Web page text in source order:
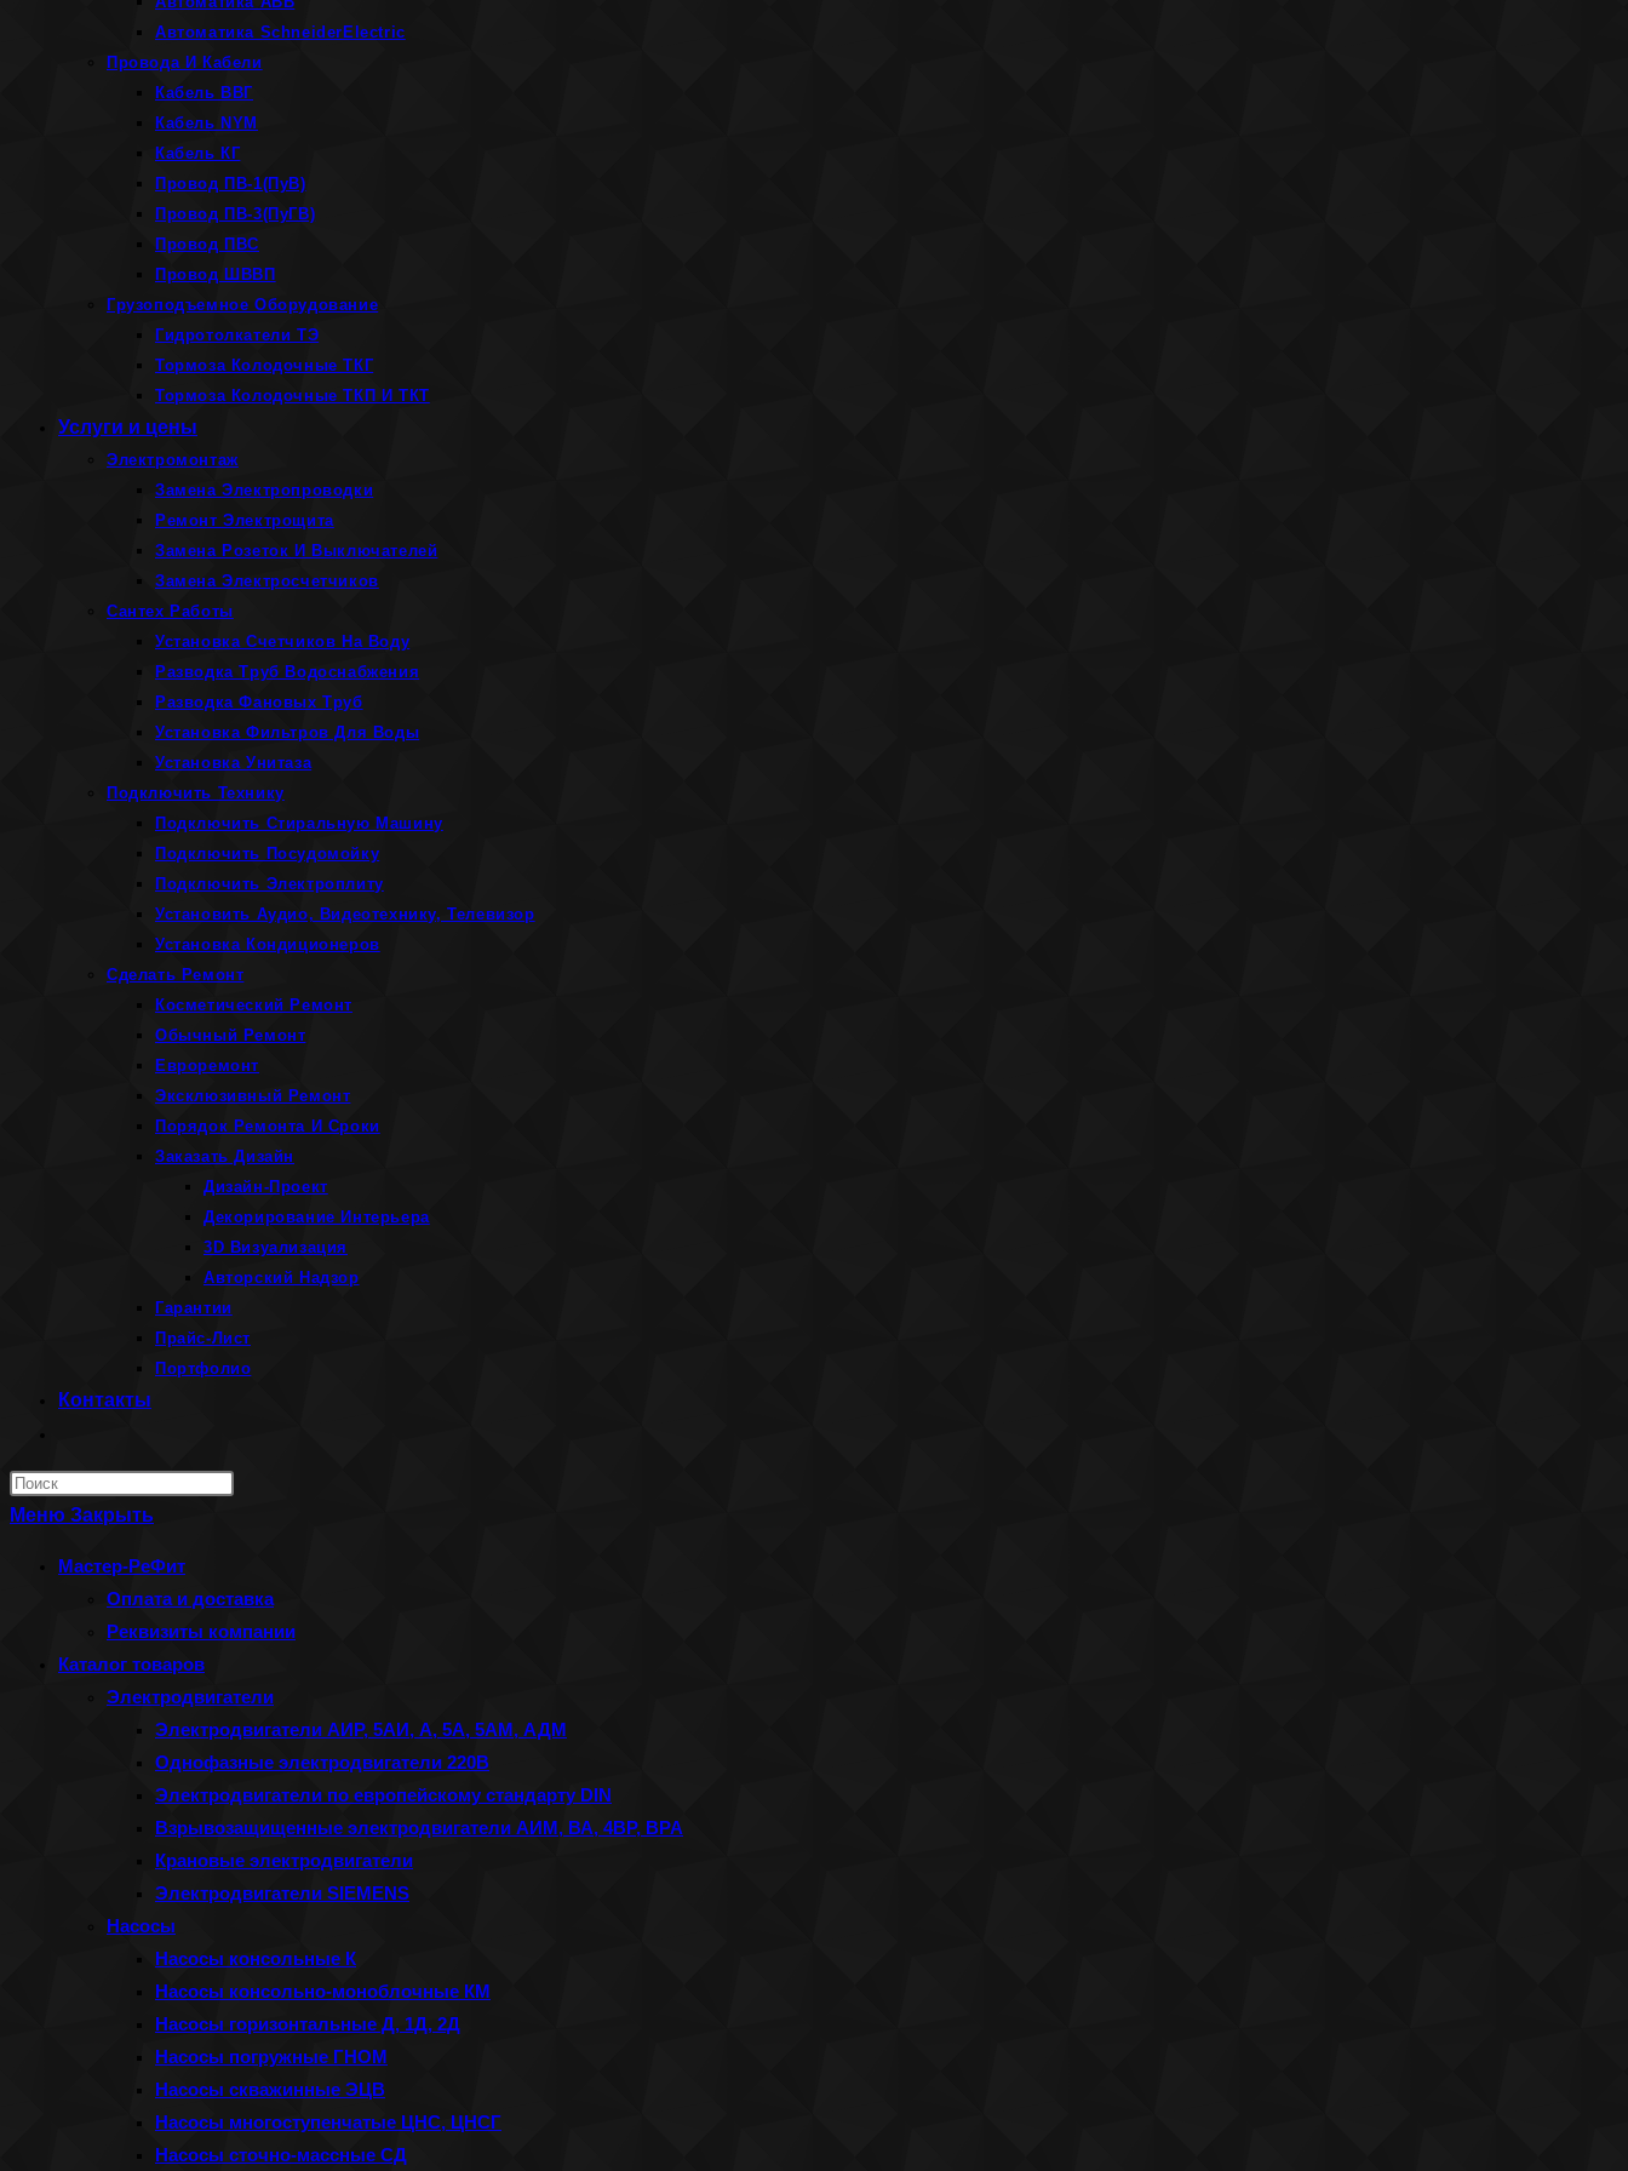
Автоматика SchneiderElectric
Провода И Кабели
Кабель ВВГ
Кабель NYM
Кабель КГ
Провод ПВ-1(ПуВ)
Провод ПВ-3(ПуГВ)
Провод ПВС
Провод ШВВП
Грузоподъемное Оборудование
Гидротолкатели ТЭ
Тормоза Колодочные ТКГ
Тормоза Колодочные ТКП И ТКТ
Услуги и цены
Электромонтаж
Замена Электропроводки
Ремонт Электрощита
Замена Розеток И Выключателей
Замена Электросчетчиков
Сантех Работы
Установка Счетчиков На Воду
Разводка Труб Водоснабжения
Разводка Фановых Труб
Установка Фильтров Для Воды
Установка Унитаза
Подключить Технику
Подключить Стиральную Машину
Подключить Посудомойку
Подключить Электроплиту
Установить Аудио, Видеотехнику, Телевизор
Установка Кондиционеров
Сделать Ремонт
Косметический Ремонт
Обычный Ремонт
Евроремонт
Эксклюзивный Ремонт
Порядок Ремонта И Сроки
Заказать Дизайн
Дизайн-Проект
Декорирование Интерьера
3D Визуализация
Авторский Надзор
Гарантии
Прайс-Лист
Портфолио
Контакты
поиск
по
сайту
закрыть
панель
Меню Закрыть
Мастер-РеФит
Оплата и доставка
Реквизиты компании
Каталог товаров
Электродвигатели
Электродвигатели АИР, 5АИ, А, 5А, 5АМ, АДМ
Однофазные электродвигатели 220В
Электродвигатели по европейскому стандарту DIN
Взрывозащищенные электродвигатели АИМ, ВА, 4ВР, ВРА
Крановые электродвигатели
Электродвигатели SIEMENS
Насосы
Насосы консольные К
Насосы консольно-моноблочные КМ
Насосы горизонтальные Д, 1Д, 2Д
Насосы погружные ГНОМ
Насосы скважинные ЭЦВ
Насосы многоступенчатые ЦНС, ЦНСГ
Насосы сточно-массные СД